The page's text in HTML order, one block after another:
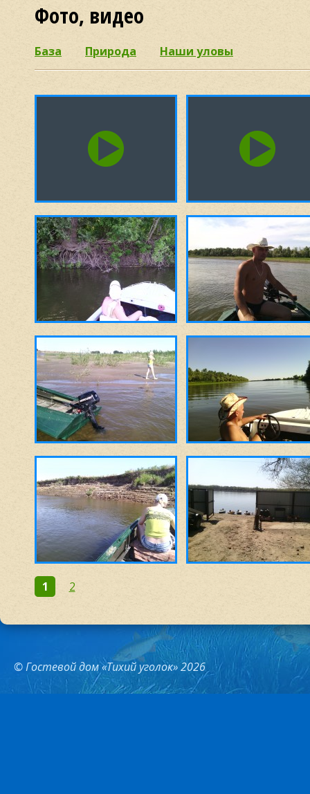
Фото, видео
База Природа Наши уловы
1 2
© Гостевой дом «Тихий уголок» 2026